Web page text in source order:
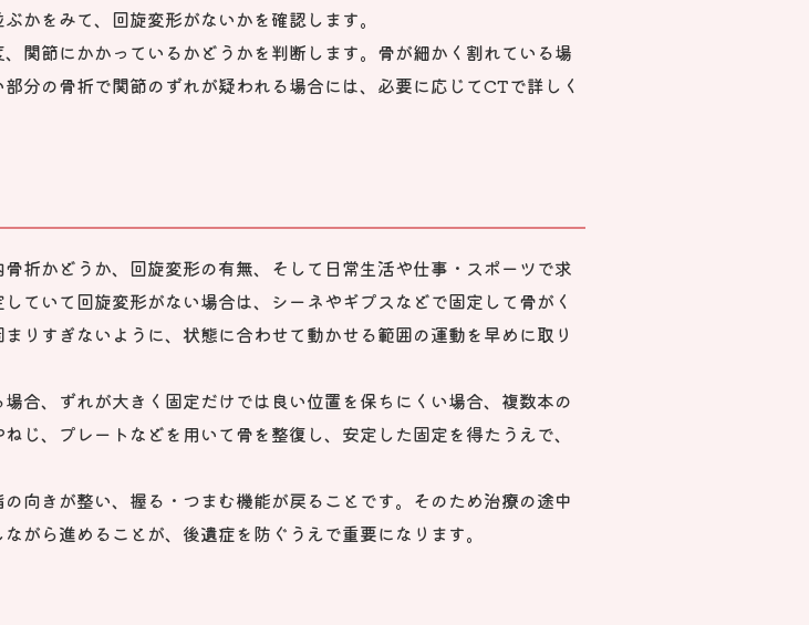
かをみて、回旋変形がないかを確認します。
関節にかかっているかどうかを判断します。骨が細かく割れている場
分の骨折で関節のずれが疑われる場合には、必要に応じてCTで詳しく
折かどうか、回旋変形の有無、そして日常生活や仕事・スポーツで求
ていて回旋変形がない場合は、シーネやギプスなどで固定して骨がく
りすぎないように、状態に合わせて動かせる範囲の運動を早めに取り
合、ずれが大きく固定だけでは良い位置を保ちにくい場合、複数本の
じ、プレートなどを用いて骨を整復し、安定した固定を得たうえで、
向きが整い、握る・つまむ機能が戻ることです。そのため治療の途中
がら進めることが、後遺症を防ぐうえで重要になります。